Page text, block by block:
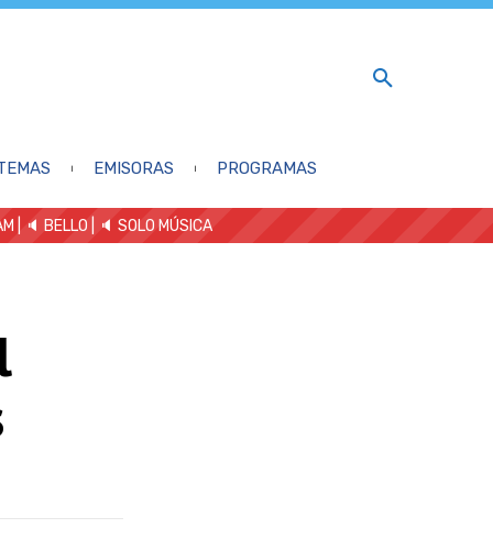
EMISORAS PROGRAMAS
| 🔈 BELLO 🔈 SOLO MÚSICA